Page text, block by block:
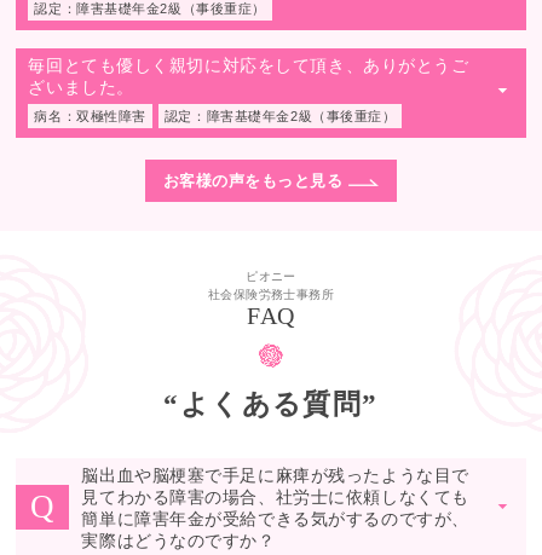
認定：障害基礎年金2級（事後重症）
毎回とても優しく親切に対応をして頂き、ありがとうご
ざいました。
病名：双極性障害 認定：障害基礎年金2級（事後重症）
▼
お客様の声をもっと見る
ピオニー
社会保険労務士事務所
FAQ
“よくある質問”
Q
脳出血や脳梗塞で手足に麻痺が残ったような目で
見てわかる障害の場合、社労士に依頼しなくても
簡単に障害年金が受給できる気がするのですが、
実際はどうなのですか？
▼